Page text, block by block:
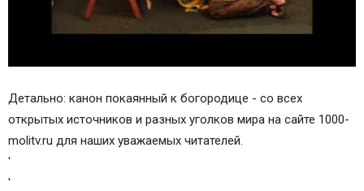
Детально: канон покаянный к богородице - со всех
открытых источников и разных уголков мира на сайте 1000-
molitv.ru для наших уважаемых читателей.
'
'